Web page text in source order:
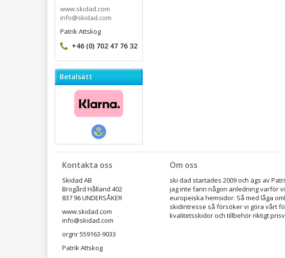
www.skidad.com
info@skidad.com
Patrik Attskog
+46 (0) 702 47 76 32
Betalsätt
Kontakta oss
Skidad AB
Brogård Hålland 402
837 96 UNDERSÅKER
www.skidad.com
info@skidad.com
orgnr 559163-9033
Patrik Attskog
Om oss
ski dad startades 2009 och ägs av
jag inte fann någon anledning varför
europeiska hemsidor. Så med låga
skidintresse så försöker vi göra vårt
kvalitetsskidor och tillbehör riktigt